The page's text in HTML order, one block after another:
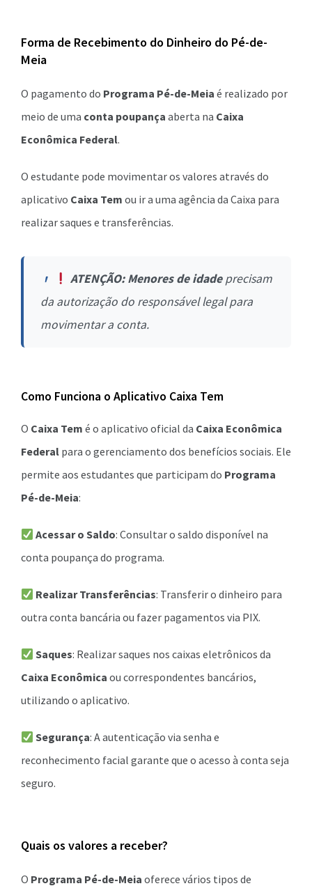
Forma de Recebimento do Dinheiro do Pé-de-
Meia
O pagamento do Programa Pé-de-Meia é realizado por
meio de uma conta poupança aberta na Caixa
Econômica Federal.
O estudante pode movimentar os valores através do
aplicativo Caixa Tem ou ir a uma agência da Caixa para
realizar saques e transferências.
ATENÇÃO:Menores de idadeprecisam
da autorização do responsável legal para
movimentar a conta.
Como Funciona o Aplicativo Caixa Tem
O Caixa Tem é o aplicativo oficial da Caixa Econômica
Federal para o gerenciamento dos benefícios sociais. Ele
permite aos estudantes que participam do Programa
Pé-de-Meia:
Acessar o Saldo: Consultar o saldo disponível na
conta poupança do programa.
Realizar Transferências: Transferir o dinheiro para
outra conta bancária ou fazer pagamentos via PIX.
Saques: Realizar saques nos caixas eletrônicos da
Caixa Econômica ou correspondentes bancários,
utilizando o aplicativo.
Segurança: A autenticação via senha e
reconhecimento facial garante que o acesso à conta seja
seguro.
Quais os valores a receber?
O Programa Pé-de-Meia oferece vários tipos de